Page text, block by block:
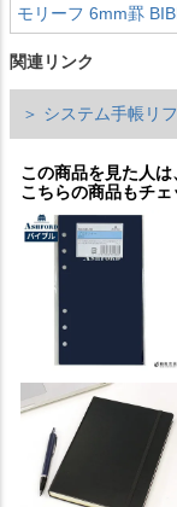
モリーフ 6mm罫
関連リンク
＞ システム手帳リ
この商品を見た人は
こちらの商品もチェ